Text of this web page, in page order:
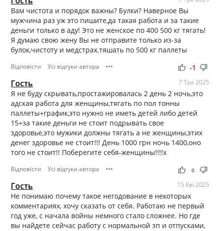
Вам чистота и порядок важны? Булки? Наверное Вы
мужчина раз уж это пишите,да такая работа и за такие
деньги только в аду! Это не женское по 400 500 кг тягать!
Я думаю свою жену Вы не отправите только из-за
булок,чистоту и медстрах.тяшать по 500 кг паллеты
Відповісти Усі відгуки автора ••• thumb_up thumb_down
-1
Гость 7 Тра 2025
Я не буду скрывать,простажировалась 2 день 2 ночь,это
адская работа для женщины,тягать по пол тонны
паллеты+график,это нужно не иметь детей либо детей
15+за такие деньги не стоит подрывать свое
здоровье,это мужики должны тягать а не женщины,этих
денег здоровье не стоит!!! День 1000 грн ночь 1400,оно
того не стоит!! Поберегите себя-женщины!!!!х
Відповісти Усі відгуки автора ••• thumb_up thumb_down
0
Гость 15 Кві 2025
Не понимаю почему такое негодование в некоторых
комментариях, хочу сказать от себя. Работаю не первый
год уже, с начала войны немного стало сложнее. Но где
вы найдете сейчас работу с нормальной зп и отпусками,